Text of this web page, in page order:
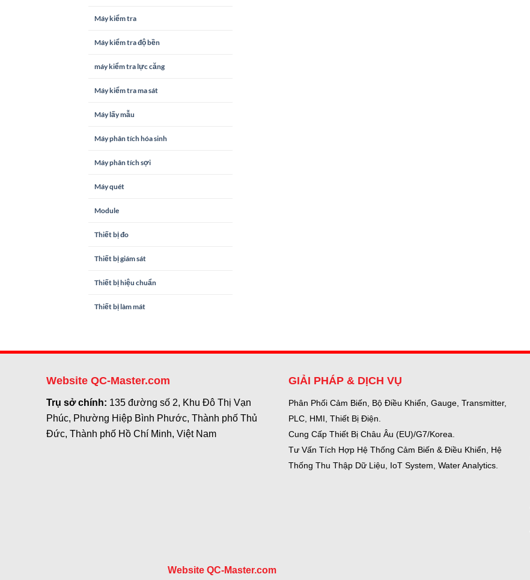
Máy kiểm tra
Máy kiểm tra độ bền
máy kiểm tra lực căng
Máy kiểm tra ma sát
Máy lấy mẫu
Máy phân tích hóa sinh
Máy phân tích sợi
Máy quét
Module
Thiết bị đo
Thiết bị giám sát
Thiết bị hiệu chuẩn
Thiết bị làm mát
Website QC-Master.com
Trụ sở chính: 135 đường số 2, Khu Đô Thị Vạn
Phúc, Phường Hiệp Bình Phước, Thành phố Thủ
Đức, Thành phố Hồ Chí Minh, Việt Nam
GIẢI PHÁP & DỊCH VỤ
Phân Phối Cảm Biến, Bộ Điều Khiển, Gauge, Transmitter,
PLC, HMI, Thiết Bị Điện.
Cung Cấp Thiết Bị Châu Âu (EU)/G7/Korea.
Tư Vấn Tích Hợp Hệ Thống Cảm Biến & Điều Khiển, Hệ
Thống Thu Thập Dữ Liệu, IoT System, Water Analytics.
Website QC-Master.com